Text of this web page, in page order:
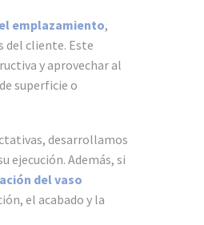
emplazamiento,
del cliente. Este
y aprovechar al
superficie o
desarrollamos
ejecución. Además, si
del vaso
el acabado y la